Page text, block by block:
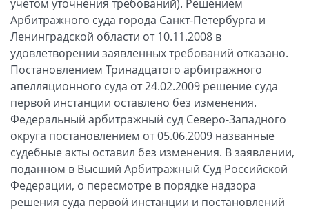
учетом уточнения требований). Решением
Арбитражного суда города Санкт-Петербурга и
Ленинградской области от 10.11.2008 в
удовлетворении заявленных требований отказано.
Постановлением Тринадцатого арбитражного
апелляционного суда от 24.02.2009 решение суда
первой инстанции оставлено без изменения.
Федеральный арбитражный суд Северо-Западного
округа постановлением от 05.06.2009 названные
судебные акты оставил без изменения. В заявлении,
поданном в Высший Арбитражный Суд Российской
Федерации, о пересмотре в порядке надзора
решения суда первой инстанции и постановлений